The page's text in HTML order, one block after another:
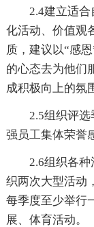
2.4建立适
化活动、价值观
质，建议以“感
的心态去为他们
成积极向上的氛
2.5组织评
强员工集体荣誉
2.6组织各
织两次大型活动
每季度至少举行
展、体育活动。